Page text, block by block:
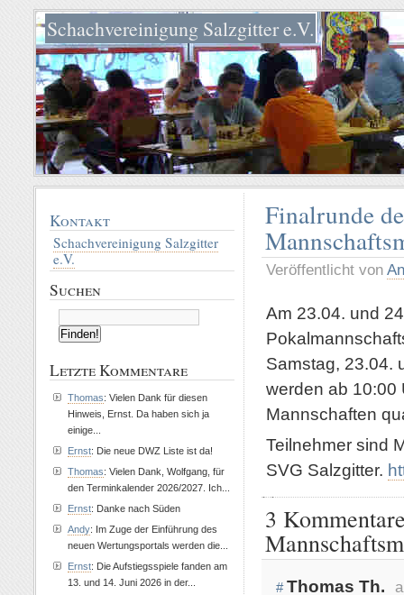
Schachvereinigung Salzgitter e.V.
Finalrunde
Veröffentlicht von
Am 23.04. und
Samstag, 23.04.
werden ab 10:00
Mannschaften
Teilnehmer sind
SVG Salzgitter.
3
# Thomas Th.
Kontakt
Schachvereinigung Salzgitter
e.V.
Suchen
Letzte Kommentare
Thomas: Vielen Dank für diesen
Hinweis, Ernst. Da haben sich ja
einige...
Ernst: Die neue DWZ Liste ist da!
Thomas: Vielen Dank, Wolfgang, für
den Terminkalender 2026/2027. Ich...
Ernst: Danke nach Süden
Andy: Im Zuge der Einführung des
neuen Wertungsportals werden die...
Ernst: Die Aufstiegsspiele fanden am
13. und 14. Juni 2026 in der...